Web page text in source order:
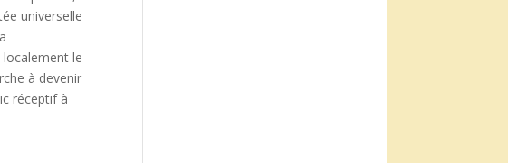
universelle
localement le
à devenir
réceptif à